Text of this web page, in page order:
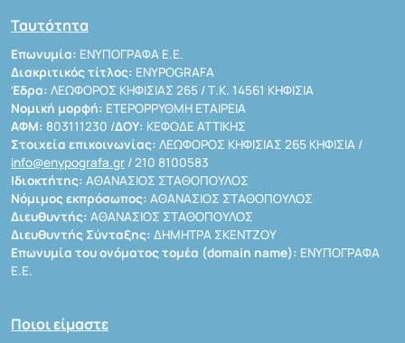
Ταυτότητα
Επωνυμία: ΕΝΥΠΟΓΡΑΦΑ Ε.Ε.
Διακριτικός τίτλος: ENYPOGRAFA
Έδρα: ΛΕΩΦΟΡΟΣ ΚΗΦΙΣΙΑΣ 265 / Τ.Κ. 14561 ΚΗΦΙΣΙΑ
Νομική μορφή: ΕΤΕΡΟΡΡΥΘΜΗ ΕΤΑΙΡΕΙΑ
ΑΦΜ: 803111230 /ΔΟΥ: ΚΕΦΟΔΕ ΑΤΤΙΚΗΣ
Στοιχεία επικοινωνίας: ΛΕΩΦΟΡΟΣ ΚΗΦΙΣΙΑΣ 265 ΚΗΦΙΣΙΑ /
info@enypografa.gr / 210 8100583
Ιδιοκτήτης: ΑΘΑΝΑΣΙΟΣ ΣΤΑΘΟΠΟΥΛΟΣ
Νόμιμος εκπρόσωπος: ΑΘΑΝΑΣΙΟΣ ΣΤΑΘΟΠΟΥΛΟΣ
Διευθυντής: ΑΘΑΝΑΣΙΟΣ ΣΤΑΘΟΠΟΥΛΟΣ
Διευθυντής Σύνταξης: ΔΗΜΗΤΡΑ ΣΚΕΝΤΖΟΥ
Επωνυμία του ονόματος τομέα (domain name): ΕΝΥΠΟΓΡΑΦΑ
Ε.Ε.
Ποιοι είμαστε